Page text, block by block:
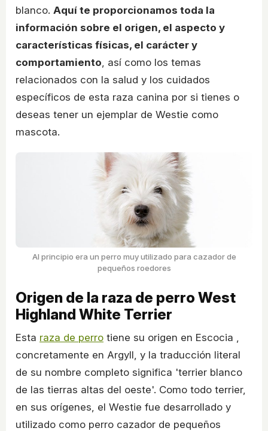
blanco. Aquí te proporcionamos toda la
información sobre el origen, el aspecto y
características físicas, el carácter y
comportamiento, así como los temas
relacionados con la salud y los cuidados
específicos de esta raza canina por si tienes o
deseas tener un ejemplar de Westie como
mascota.
Al principio era un perro muy utilizado para cazador de
pequeños roedores
Origen de la raza de perro West
Highland White Terrier
Esta raza de perro tiene su origen en Escocia ,
concretamente en Argyll, y la traducción literal
de su nombre completo significa 'terrier blanco
de las tierras altas del oeste'. Como todo terrier,
en sus orígenes, el Westie fue desarrollado y
utilizado como perro cazador de pequeños